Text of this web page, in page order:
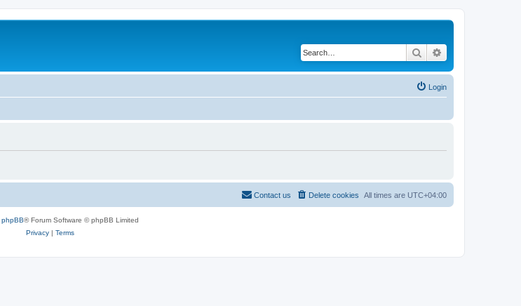
Search
Login
All times are UTC+04:00
Delete cookies
Contact us
phpBB® Forum Software © phpBB Limited
Privacy| Terms